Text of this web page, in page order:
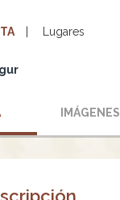
Lugares
IMÁGENES